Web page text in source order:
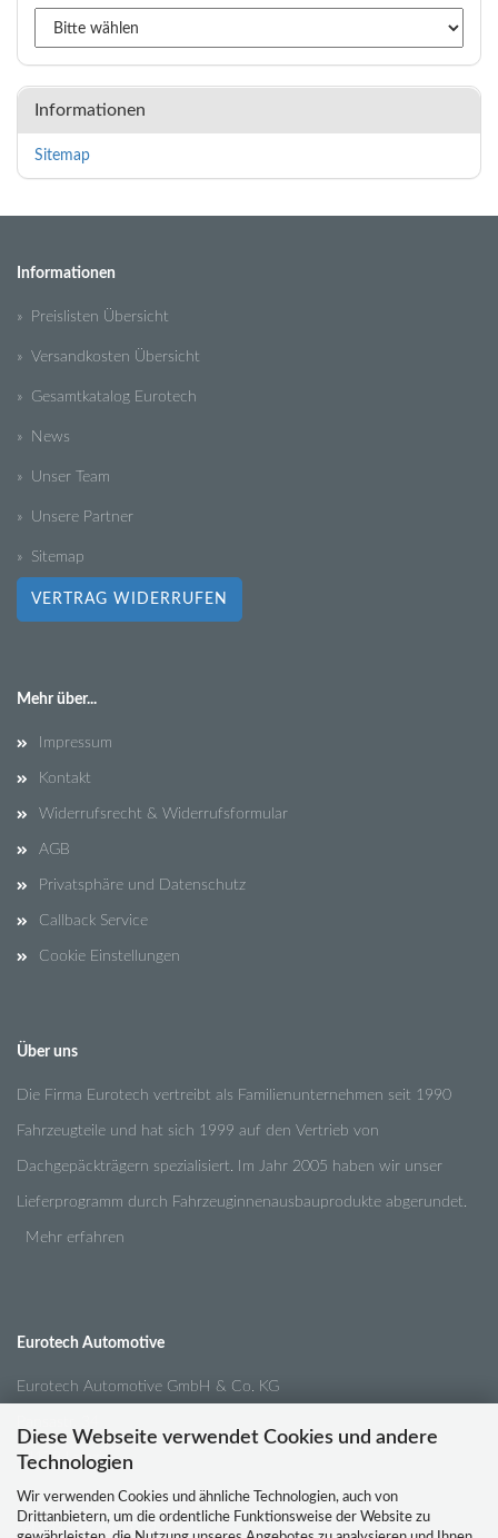
Diese Webseite verwendet Cookies und andere
Technologien
Wir verwenden Cookies und ähnliche Technologien, auch von
Drittanbietern, um die ordentliche Funktionsweise der Website zu
Informationen
Sitemap
Informationen
» Preislisten Übersicht
» Versandkosten Übersicht
» Gesamtkatalog Eurotech
» News
» Unser Team
» Unsere Partner
» Sitemap
VERTRAG WIDERRUFEN
Mehr über...
Impressum
Kontakt
Widerrufsrecht & Widerrufsformular
AGB
Privatsphäre und Datenschutz
Callback Service
Cookie Einstellungen
Über uns
Die Firma Eurotech vertreibt als Familienunternehmen seit 1990
Fahrzeugteile und hat sich 1999 auf den Vertrieb von
Dachgepäckträgern spezialisiert. Im Jahr 2005 haben wir unser
Lieferprogramm durch Fahrzeuginnenausbauprodukte abgerundet.
Mehr erfahren
Eurotech Automotive
Eurotech Automotive GmbH & Co. KG
04179 Leipzig
Tel.:0341 / 4210791